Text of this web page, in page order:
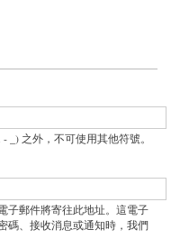
_) 之外，不可使用其他符號。
子郵件將寄往此地址。這電子
碼、接收消息或通知時，我們